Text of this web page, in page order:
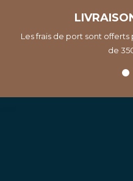
Les frais de port sont
de